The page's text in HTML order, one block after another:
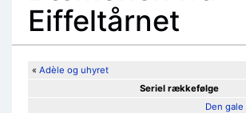
Eiffeltårnet
« Adèle og uhyret
Seriel rækkefølge
Den